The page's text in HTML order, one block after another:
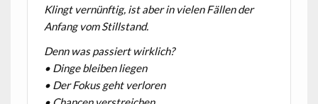
Klingt vernünftig, ist aber in vielen Fällen der
Anfang vom Stillstand.
Denn was passiert wirklich?
• Dinge bleiben liegen
• Der Fokus geht verloren